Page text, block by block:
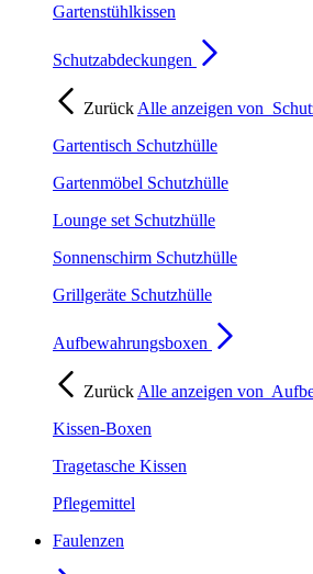
Gartenstühlkissen
Schutzabdeckungen
Zurück Alle anzeigen von
Gartentisch Schutzhülle
Gartenmöbel Schutzhülle
Lounge set Schutzhülle
Sonnenschirm Schutzhülle
Grillgeräte Schutzhülle
Aufbewahrungsboxen
Zurück Alle anzeigen von
Kissen-Boxen
Tragetasche Kissen
Pflegemittel
Faulenzen